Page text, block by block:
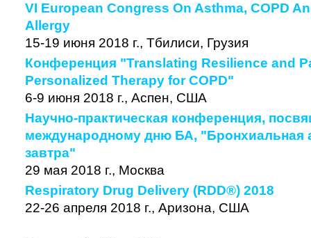
VI European Congress On Asthma, COPD
Allergy
15-19 июня 2018 г., Тбилиси, Грузия
Конференция "Translating Resilience and
Personalized Therapy for COPD"
6-9 июня 2018 г., Аспен, США
Научно-практическая конференция,
международному дню БА, "Бронхиальная
завтра"
29 мая 2018 г., Москва
Respiratory Drug Delivery (RDD®) 2018
22-26 апреля 2018 г., Аризона, США